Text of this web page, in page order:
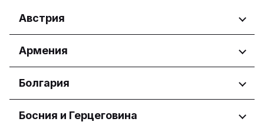
Австрия
Регионы
Армения
Регионы
Болгария
Регионы
Босния и Герцеговина